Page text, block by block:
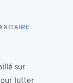
sur
lutter